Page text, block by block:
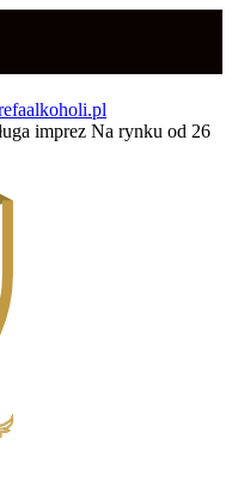
imprez Na rynku od 26